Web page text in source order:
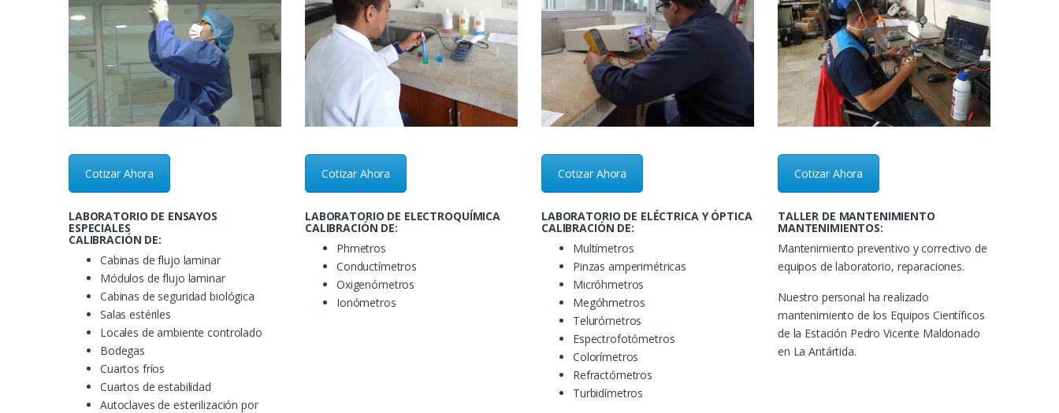
Cotizar Ahora
LABORATORIO DE ENSAYOS
ESPECIALES
CALIBRACIÓN DE:
Cabinas de flujo laminar
Módulos de flujo laminar
Cabinas de seguridad biológica
Salas estériles
Locales de ambiente controlado
Bodegas
Cuartos fríos
Cuartos de estabilidad
Autoclaves de esterilización por
Cotizar Ahora
LABORATORIO DE ELECTROQUÍMICA
CALIBRACIÓN DE:
Phmetros
Conductímetros
Oxigenómetros
Ionómetros
Cotizar Ahora
LABORATORIO DE ELÉCTRICA Y ÓPTICA
CALIBRACIÓN DE:
Multímetros
Pinzas amperimétricas
Micróhmetros
Megóhmetros
Telurómetros
Espectrofotómetros
Colorímetros
Refractómetros
Turbidímetros
Cotizar Ahora
TALLER DE MANTENIMIENTO
MANTENIMIENTOS:
Mantenimiento preventivo y correctivo de
equipos de laboratorio, reparaciones.
Nuestro personal ha realizado
mantenimientode los Equipos Científicos
de la Estación Pedro Vicente Maldonado
en La Antártida.